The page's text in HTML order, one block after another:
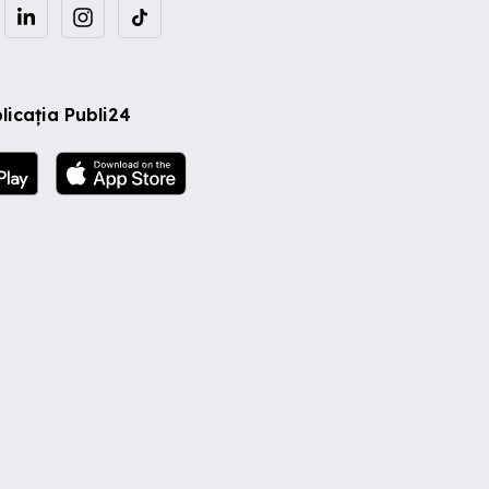
Publi24